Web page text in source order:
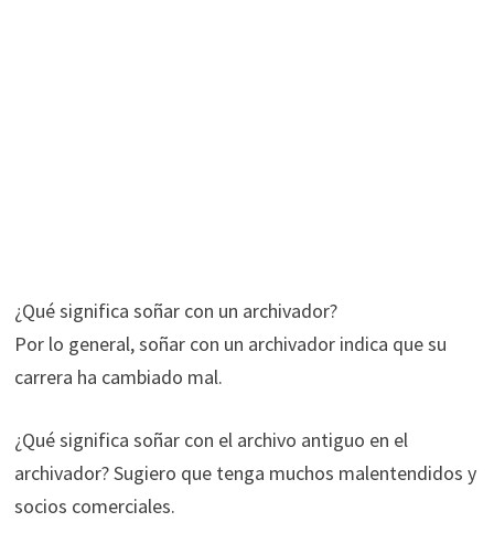
¿Qué significa soñar con un archivador?
Por lo general, soñar con un archivador indica que su
carrera ha cambiado mal.
¿Qué significa soñar con el archivo antiguo en el
archivador? Sugiero que tenga muchos malentendidos y
socios comerciales.